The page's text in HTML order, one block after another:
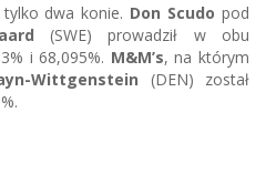
dwa konie. Don Scudopod
(SWE) prowadził w obu
i 68,095%. M&M’s, na którym
Wittgenstein (DEN) został